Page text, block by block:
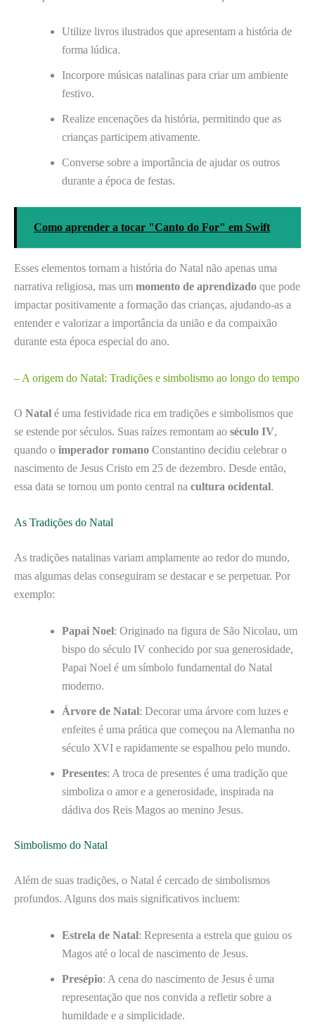
Utilize livros ilustrados que apresentam a história de
forma lúdica.
Incorpore músicas natalinas para criar um ambiente
festivo.
Realize encenações da história, permitindo que as
crianças participem ativamente.
Converse sobre a importância de ajudar os outros
durante a época de festas.
Como aprender a tocar "Canto do For" em Swift
Esses elementos tornam a história do Natal não apenas uma
narrativa religiosa, mas um momento de aprendizado que pode
impactar positivamente a formação das crianças, ajudando-as a
entender e valorizar a importância da união e da compaixão
durante esta época especial do ano.
– A origem do Natal: Tradições e simbolismo ao longo do tempo
O Natal é uma festividade rica em tradições e simbolismos que
se estende por séculos. Suas raízes remontam ao século IV,
quando o imperador romano Constantino decidiu celebrar o
nascimento de Jesus Cristo em 25 de dezembro. Desde então,
essa data se tornou um ponto central na cultura ocidental.
As Tradições do Natal
As tradições natalinas variam amplamente ao redor do mundo,
mas algumas delas conseguiram se destacar e se perpetuar. Por
exemplo:
Papai Noel: Originado na figura de São Nicolau, um
bispo do século IV conhecido por sua generosidade,
Papai Noel é um símbolo fundamental do Natal
moderno.
Árvore de Natal: Decorar uma árvore com luzes e
enfeites é uma prática que começou na Alemanha no
século XVI e rapidamente se espalhou pelo mundo.
Presentes: A troca de presentes é uma tradição que
simboliza o amor e a generosidade, inspirada na
dádiva dos Reis Magos ao menino Jesus.
Simbolismo do Natal
Além de suas tradições, o Natal é cercado de simbolismos
profundos. Alguns dos mais significativos incluem:
Estrela de Natal: Representa a estrela que guiou os
Magos até o local de nascimento de Jesus.
Presépio: A cena do nascimento de Jesus é uma
representação que nos convida a refletir sobre a
humildade e a simplicidade.